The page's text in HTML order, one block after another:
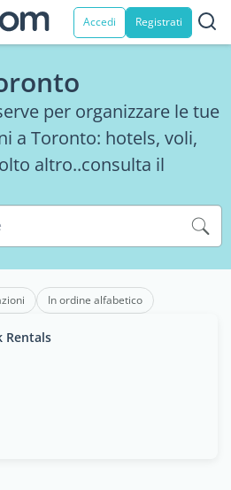
Accedi Registrati
per organizzare le tue
a Toronto: hotels, voli,
altro..consulta il
In ordine alfabetico
Rentals